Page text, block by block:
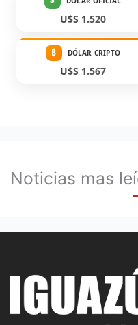
U$S 1.520
₿ DÓLAR CRIPTO
U$S 1.567
Noticias mas